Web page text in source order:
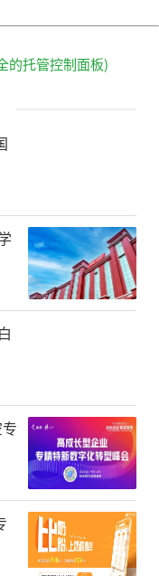
的托管控制面板)